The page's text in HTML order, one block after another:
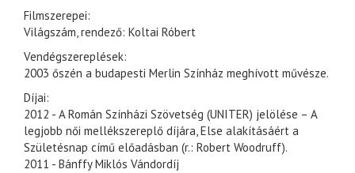
Filmszerepei:
Világszám, rendező: Koltai Róbert
Vendégszereplések:
2003 őszén a budapesti Merlin Színház meghívott művésze.
Díjai:
2012 - A Román Színházi Szövetség (UNITER) jelölése – A
legjobb női mellékszereplő díjára, Else alakításáért a
Születésnap című előadásban (r.: Robert Woodruff).
2011 - Bánffy Miklós Vándordíj